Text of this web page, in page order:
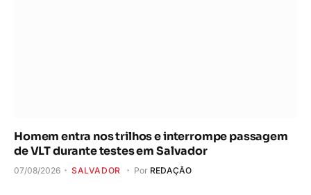
Homem entra nos trilhos e interrompe passagem
de VLT durante testes em Salvador
07/08/2026 SALVADOR Por REDAÇÃO